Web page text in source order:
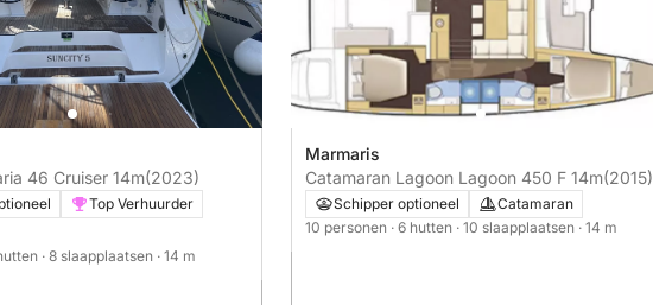
Bavaria 46 Cruiser 14m(2023)
Top Verhuurder
· 8 slaapplaatsen · 14 m
Marmaris
Catamaran Lagoon Lagoon 450 F 14m(2015)
Schipper optioneel
Catamaran
10 personen · 6 hutten · 10 slaapplaatsen · 14 m